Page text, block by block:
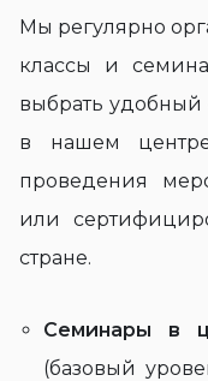
Мы регулярно
классы и
выбрать
в нашем
проведения
или
стране.
Семинары в
(базовый